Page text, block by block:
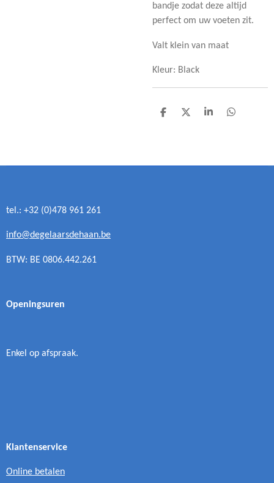
bandje zodat deze altijd
perfect om uw voeten zit.
Valt klein van maat
Kleur: Black
D
D
S
D
tel.: +32 (0)478 961 261
info@degelaarsdehaan.be
BTW: BE 0806.442.261
Openingsuren
Enkel op afspraak.
Klantenservice
Online betalen